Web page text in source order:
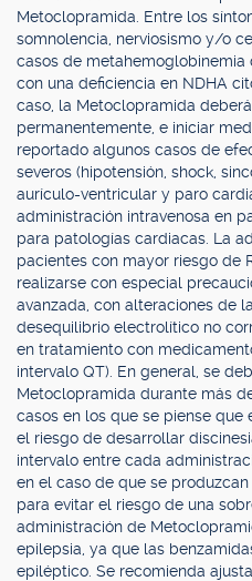
Metoclopramida. Entre los
somnolencia, nerviosismo y/o
casos de
con una deficiencia en NDHA
caso, la Metoclopramida
permanentemente, e iniciar
reportado algunos casos de
severos (hipotensión, shock,
aurículo-ventricular y paro
administración intravenosa en
para patologías cardiacas. La
pacientes con mayor riesgo de
realizarse con especial
avanzada, con alteraciones de
desequilibrio electrolítico no
en tratamiento con
intervalo QT). En general, se
Metoclopramida durante más
casos en los que se piense
el riesgo de desarrollar
intervalo entre cada
en el caso de que se
para evitar el riesgo de una
administración de
epilepsia, ya que las
epiléptico. Se recomienda